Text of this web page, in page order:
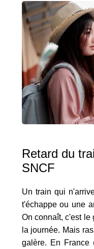
Retard du
SNCF
Un train qui
t'échappe ou une
On connaît, c'est le
la journée. Mais
galère. En France